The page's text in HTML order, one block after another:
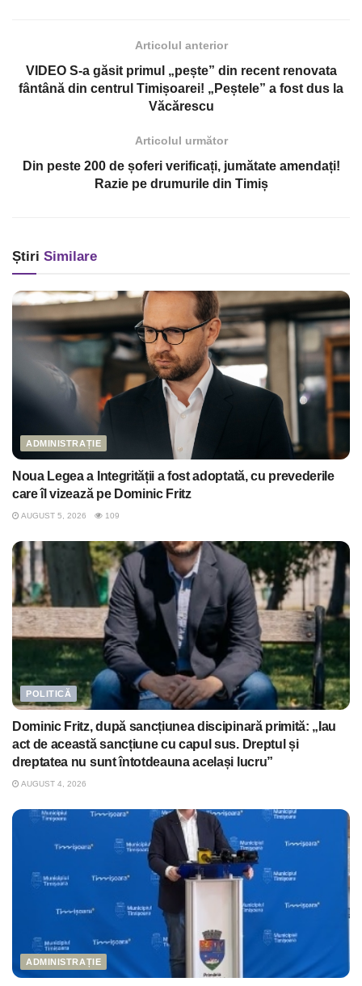
Articolul anterior
VIDEO S-a găsit primul „pește” din recent renovata
fântână din centrul Timișoarei! „Peștele” a fost dus la
Văcărescu
Articolul următor
Din peste 200 de șoferi verificați, jumătate amendați!
Razie pe drumurile din Timiș
Știri Similare
ADMINISTRAȚIE
Noua Legea a Integrității a fost adoptată, cu prevederile
care îl vizează pe Dominic Fritz
AUGUST 5, 2026 109
POLITICĂ
Dominic Fritz, după sancțiunea discipinară primită: „Iau
act de această sancțiune cu capul sus. Dreptul și
dreptatea nu sunt întotdeauna același lucru”
AUGUST 4, 2026
ADMINISTRAȚIE